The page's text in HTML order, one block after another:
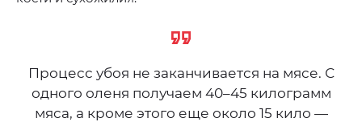
Процесс убоя не заканчивается на мясе. С
одного оленя получаем 40–45 килограмм
мяса, а кроме этого еще около 15 кило —